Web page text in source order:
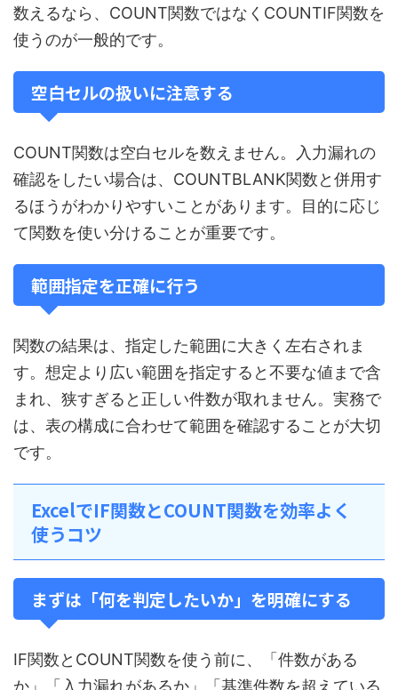
数えるなら、COUNT関数ではなくCOUNTIF関数を
使うのが一般的です。
空白セルの扱いに注意する
COUNT関数は空白セルを数えません。入力漏れの
確認をしたい場合は、COUNTBLANK関数と併用す
るほうがわかりやすいことがあります。目的に応じ
て関数を使い分けることが重要です。
範囲指定を正確に行う
関数の結果は、指定した範囲に大きく左右されま
す。想定より広い範囲を指定すると不要な値まで含
まれ、狭すぎると正しい件数が取れません。実務で
は、表の構成に合わせて範囲を確認することが大切
です。
ExcelでIF関数とCOUNT関数を効率よく
使うコツ
まずは「何を判定したいか」を明確にする
IF関数とCOUNT関数を使う前に、「件数がある
か」「入力漏れがあるか」「基準件数を超えている